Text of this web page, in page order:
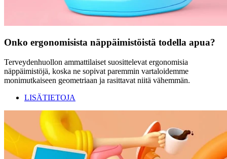
Onko ergonomisista näppäimistöistä todella apua?
Terveydenhuollon ammattilaiset suosittelevat ergonomisia
näppäimistöjä, koska ne sopivat paremmin vartaloidemme
monimutkaiseen geometriaan ja rasittavat niitä vähemmän.
LISÄTIETOJA